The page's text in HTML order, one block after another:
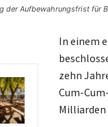
der Aufbewahrungsfrist
In einem
zehn
Cum-
Milliarden